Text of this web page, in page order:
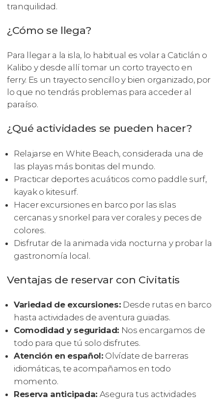
tranquilidad.
¿Cómo se llega?
Para llegar a la isla, lo habitual es volar a Caticlán o
Kalibo y desde allí tomar un corto trayecto en
ferry. Es un trayecto sencillo y bien organizado, por
lo que no tendrás problemas para acceder al
paraíso.
¿Qué actividades se pueden hacer?
Relajarse en White Beach, considerada una de
las playas más bonitas del mundo.
Practicar deportes acuáticos como paddle surf,
kayak o kitesurf.
Hacer excursiones en barco por las islas
cercanas y snorkel para ver corales y peces de
colores.
Disfrutar de la animada vida nocturna y probar la
gastronomía local.
Ventajas de reservar con Civitatis
Variedad de excursiones: Desde rutas en barco
hasta actividades de aventura guiadas.
Comodidad y seguridad: Nos encargamos de
todo para que tú solo disfrutes.
Atención en español: Olvídate de barreras
idiomáticas, te acompañamos en todo
momento.
Reserva anticipada: Asegura tus actividades